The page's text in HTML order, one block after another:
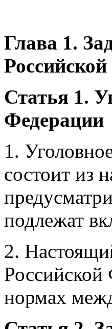
Глава 1.
Статья 1.
Федерации
1.
состоит из
подлежат
2.
нормах